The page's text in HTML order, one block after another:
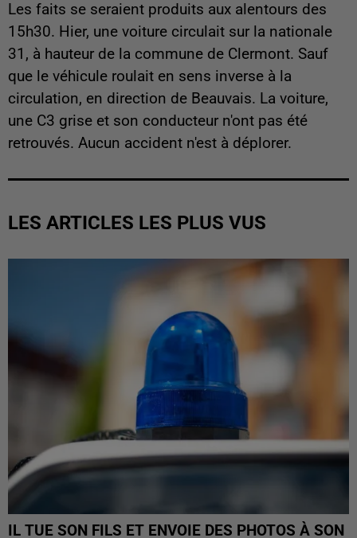
Les faits se seraient produits aux alentours des
15h30. Hier, une voiture circulait sur la nationale
31, à hauteur de la commune de Clermont. Sauf
que le véhicule roulait en sens inverse à la
circulation, en direction de Beauvais. La voiture,
une C3 grise et son conducteur n'ont pas été
retrouvés. Aucun accident n'est à déplorer.
LES ARTICLES LES PLUS VUS
IL TUE SON FILS ET ENVOIE DES PHOTOS À SON